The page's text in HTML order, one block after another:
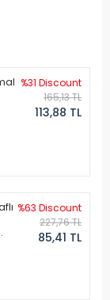
%31 Discount
165,13 TL
113,88 TL
%63 Discount
227,76 TL
85,41 TL